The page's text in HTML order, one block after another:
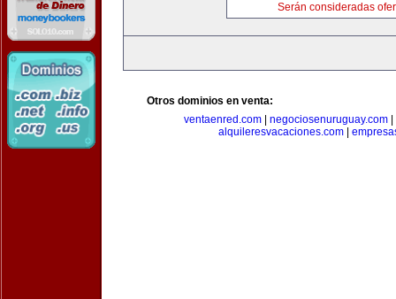
Serán consideradas
Otros dominios en venta:
ventaenred.com
negociosenuruguay.com
alquileresvacaciones.com|